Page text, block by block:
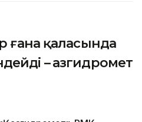
ғана қаласында
– Қазгидромет